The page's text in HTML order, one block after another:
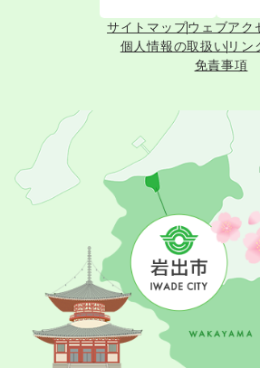
サイトマップウェブアク
個人情報の取扱い リン
免責事項